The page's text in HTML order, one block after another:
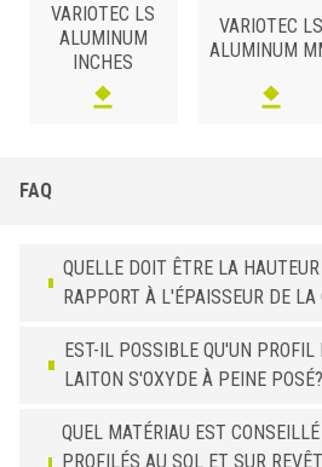
VARIOTEC LS
ALUMINUM
INCHES
VARIOTEC LS
ALUMINUM
FAQ
QUELLE DOIT ÊTRE LA
RAPPORT À L'ÉPAISSEUR DE LA
EST-IL POSSIBLE QU'UN PROFIL
LAITON S'OXYDE À PEINE POSÉ?
QUEL MATÉRIAU EST
PROFILÉS AU SOL ET SUR